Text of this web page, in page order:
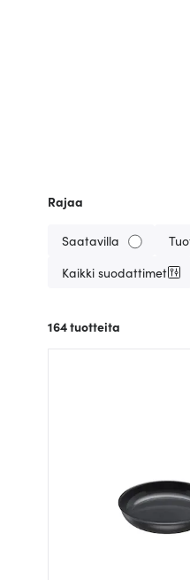
Rajaa
Saatavilla
Kaikki suodattimet
164tuotteita